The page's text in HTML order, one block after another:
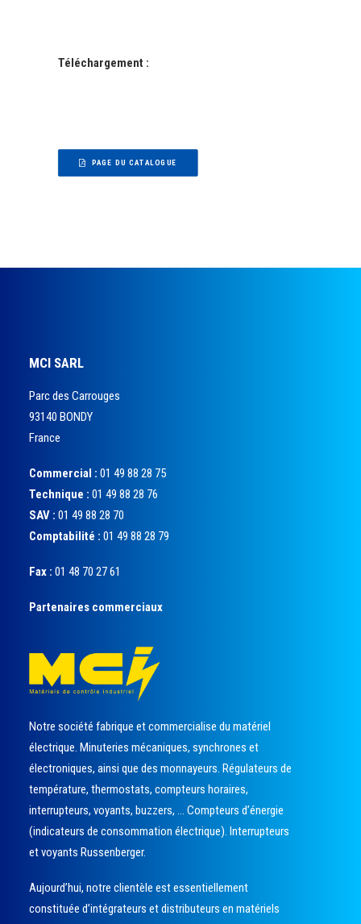
Téléchargement :
PAGE DU CATALOGUE
MCI SARL
Parc des Carrouges
93140 BONDY
France
Commercial : 01 49 88 28 75
Technique : 01 49 88 28 76
SAV : 01 49 88 28 70
Comptabilité : 01 49 88 28 79
Fax : 01 48 70 27 61
Partenaires commerciaux
Notre société fabrique et commercialise du matériel
électrique. Minuteries mécaniques, synchrones et
électroniques, ainsi que des monnayeurs. Régulateurs de
température, thermostats, compteurs horaires,
interrupteurs, voyants, buzzers, … Compteurs d’énergie
(indicateurs de consommation électrique). Interrupteurs
et voyants Russenberger.
Aujourd’hui, notre clientèle est essentiellement
constituée d’intégrateurs et distributeurs en matériels